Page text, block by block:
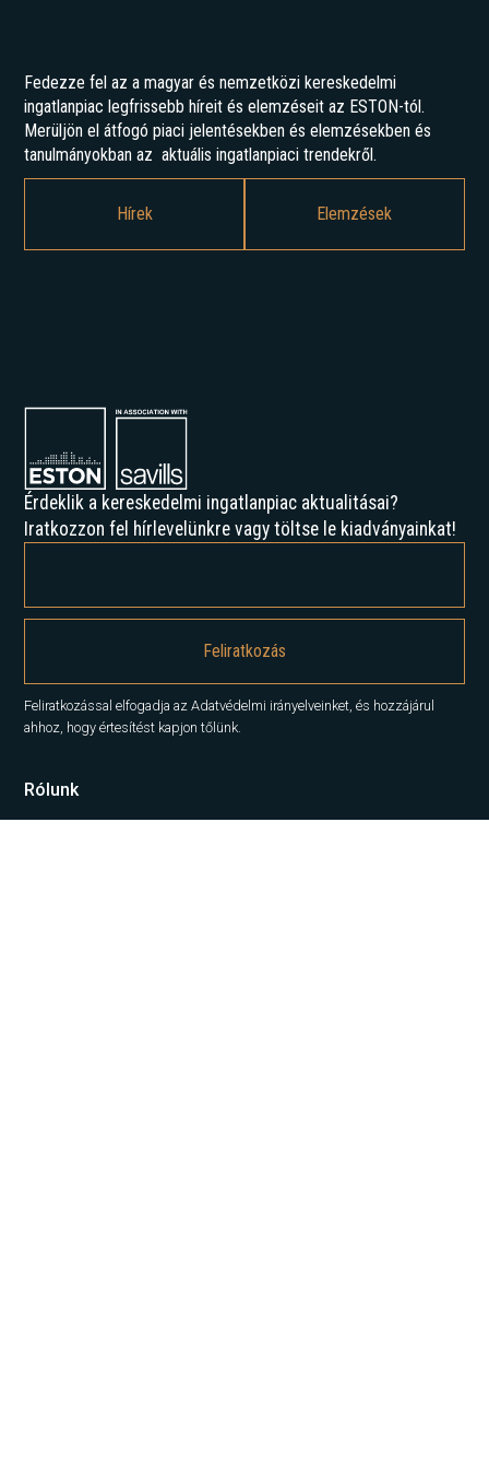
Fedezze fel az a magyar és nemzetközi kereskedelmi
ingatlanpiac legfrissebb híreit és elemzéseit az ESTON-tól.
Merüljön el átfogó piaci jelentésekben és elemzésekben és
tanulmányokban az aktuális ingatlanpiaci trendekről.
Hírek Elemzések
Érdeklik a kereskedelmi ingatlanpiac aktualitásai?
Iratkozzon fel hírlevelünkre vagy töltse le kiadványainkat!
Feliratkozással elfogadja az Adatvédelmi irányelveinket, és hozzájárul
ahhoz, hogy értesítést kapjon tőlünk.
Rólunk